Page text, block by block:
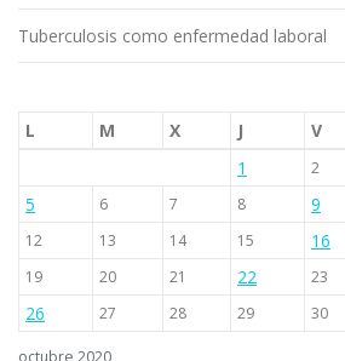
Tuberculosis como enfermedad laboral
octubre 2020
L M X J V
1
2
5 6 7 8 9
12
13 14 15 16
19
20 21 22 23
26 27 28 29 30